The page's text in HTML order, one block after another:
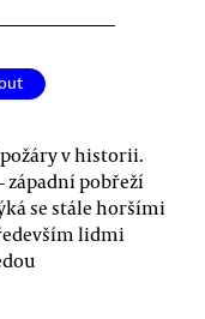
v historii.
západní pobřeží
se stále horšími
lidmi